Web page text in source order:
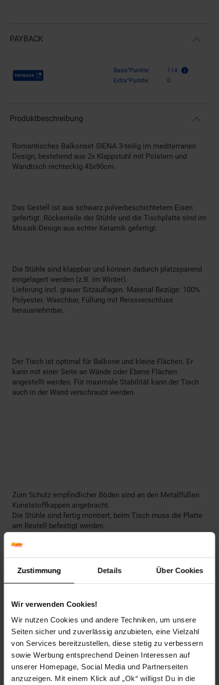
Zustimmung Details Über Cookies
Wir verwenden Cookies!
Wir nutzen Cookies und andere Techniken, um unsere
Seiten sicher und zuverlässig anzubieten, eine Vielzahl
von Services bereitzustellen, diese stetig zu verbessern
sowie Werbung entsprechend Deinen Interessen auf
unserer Homepage, Social Media und Partnerseiten
anzuzeigen. Mit einem Klick auf „Ok“ willigst Du in die
PAYBACK
Payback Punkte Basis°Punkte:
114
Extra°Punkte:
0
Produktbeschreibung
Romantisches Balkonset SIENA 3-teilig im mediterranen
Design, bestehend aus 2x Klappstuhl mit Polstern und
Wandtisch rechteckig 45x90cm.
Das Gestell ist aus schwarz pulverbeschichtetem Eisen
gefertigt. Rückenteile der Stühle und die Tischplatte sind im
Mosaik-Design aus echter Keramik gefertigt.
Die Stühle sind klappbar und können dadurch platzsparend
eingelagert werden (z.B. im Winter).
Lieferung incl. grauer Sitzauflagen. Material Bezüge: 100%
Polyester. Waschbar, Füllung mit Reissverschluss
herausnehmbar.
Der Tisch ist optimal für Balkone und kleine Flächen. Er
kann mit einer Seite an Wände oder Ebene Flächen
angestellt werden. Für maximale Stabilität kann der Tisch
auch in der Wand verschraubt werden.
Zum Schutz empfindlicher Böden sind an den Metallfüßen
Kunststoffkappen angebracht.
Die Stühle sind fertig montiert, beim Tisch muss die Platte
am Bestell befestigt werden.
Breite: 40cmSitzbreite: 37cmTiefe: 47cmSitztiefe:
37cmHöhe: 96cmSitzhöhe: 45cm
Höhe Rückenteil: 53cm
Stärke Polster: 4cm